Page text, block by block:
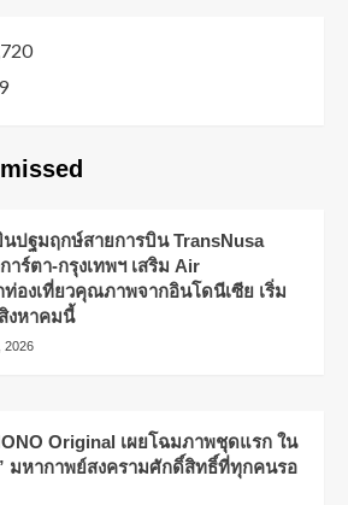
ปฐมฤกษ์สายการบิน TransNusa
าร์ตา-กรุงเทพฯ เสริม Air
องเที่ยวคุณภาพจากอินโดนีเซีย เริ่ม
งหาคมนี้
2026
Original เผยโฉมภาพชุดแรก ใน
มหากาพย์สงครามศักดิ์สิทธิ์ที่ทุกคนรอ